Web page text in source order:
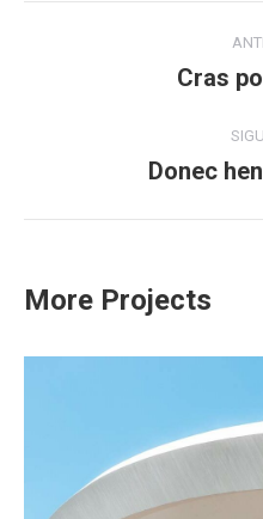
Navegación
Cras
Donec
More Projects